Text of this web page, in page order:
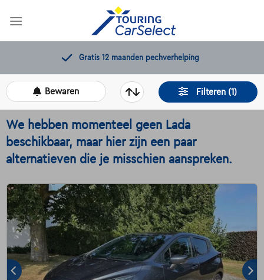
Gratis 12 maanden pechverhelping
Filteren (1)
Bewaren
We hebben momenteel geen Lada
beschikbaar, maar hier zijn een paar
alternatieven die je misschien aanspreken.